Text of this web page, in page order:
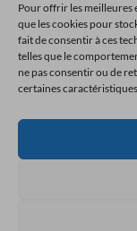
Pour offrir les meilleures
que les cookies pour
fait de consentir à ces
telles que le
ne pas consentir ou de
certaines
Ecole privée
COACHING
ZAC de la
30380 ST